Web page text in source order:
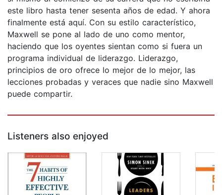
este libro hasta tener sesenta años de edad. Y ahora
finalmente está aquí. Con su estilo característico,
Maxwell se pone al lado de uno como mentor,
haciendo que los oyentes sientan como si fuera un
programa individual de liderazgo. Liderazgo,
principios de oro ofrece lo mejor de lo mejor, las
lecciones probadas y veraces que nadie sino Maxwell
puede compartir.
Listeners also enjoyed